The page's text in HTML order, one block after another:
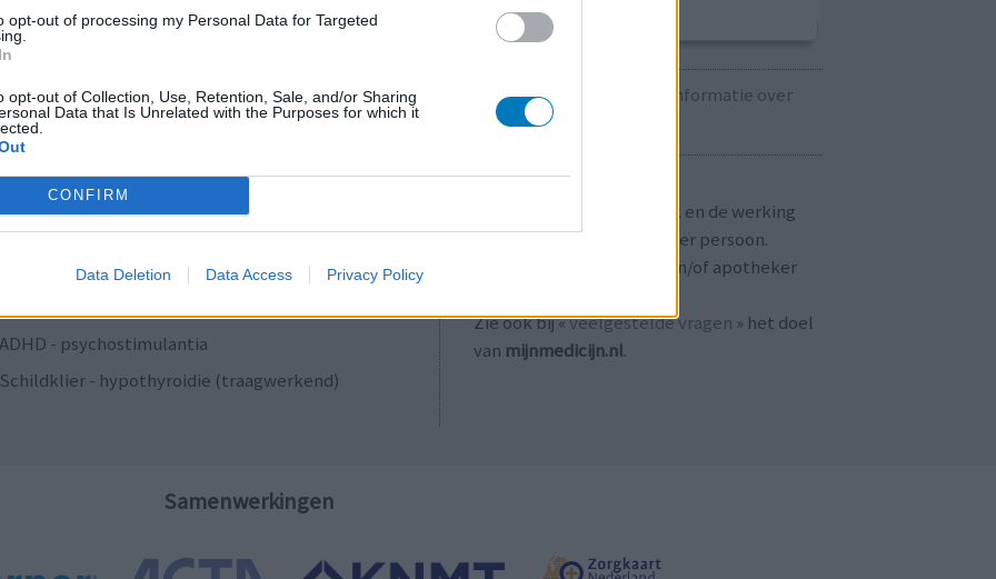
opt-out of processing my Personal Data for Targeted
opt-out of Collection, Use, Retention, Sale, and/or Sharing
Data that Is Unrelated with the Purposes for which it
CONFIRM
Data Deletion Data Access Privacy Policy
Antibiotica - penicillines breedspectrum
Verslavingsziekten
Diabetes (suikerziekte) - orale middelen
Anticonceptie - overig
Depressie - antidepressiva SSRI
ADHD - psychostimulantia
Bloeddruk - calciumantagonisten
Antibiotica - penicillines breedspectrum
ADHD - psychostimulantia
Schildklier - hypothyroidie (traagwerkend)
Kijk hier voor informatie over
LET OP!
Ervaringen zijn persoonlijk en de werking
van medicijnen verschilt per persoon.
Raadpleeg altijd uw arts en/of apotheker
Zie ook bij «veelgestelde vragen » het doel
van mijnmedicijn.nl.
Samenwerkingen